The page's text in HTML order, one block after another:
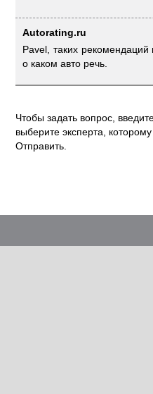
Autorating.ru
Pavel, таких
о каком авто речь.
Чтобы задать вопрос,
выберите эксперта,
Отправить.